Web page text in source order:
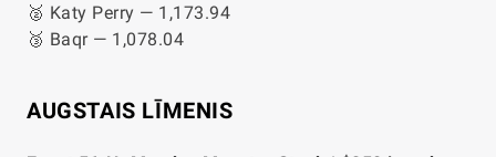
🥈 Katy Perry — 1,173.94
🥉 Baqr — 1,078.04
AUGSTAIS LĪMENIS